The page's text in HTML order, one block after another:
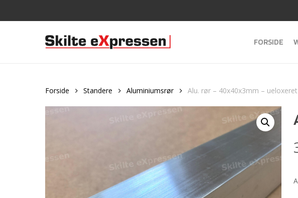
to
FORSIDE
Forside Standere Aluminiumsrør Alu. rør – 40x40x3mm –